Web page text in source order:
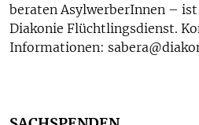
beraten AsylwerberInnen –
Diakonie Flüchtlingsdienst.
Informationen: